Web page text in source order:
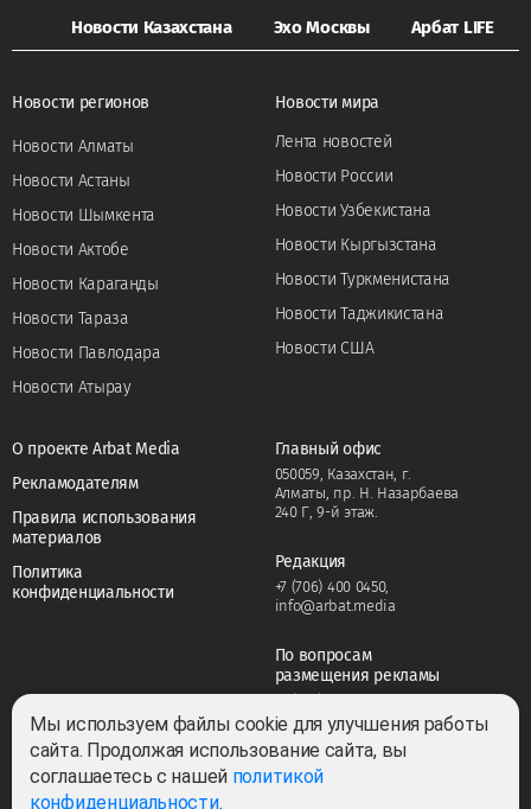
Новости Казахстана Эхо Москвы Арбат LIFE
Новости регионов
Новости Алматы
Новости Астаны
Новости Шымкента
Новости Актобе
Новости Караганды
Новости Тараза
Новости Павлодара
Новости Атырау
Новости мира
Лента новостей
Новости России
Новости Узбекистана
Новости Кыргызстана
Новости Туркменистана
Новости Таджикистана
Новости США
О проекте Arbat Media
Рекламодателям
Правила использования
материалов
Политика
конфиденциальности
Главный офис
050059, Казахстан, г.
Алматы, пр. Н. Назарбаева
240 Г, 9-й этаж.
Редакция
+7 (706) 400 0450,
info@arbat.media
По вопросам
размещения рекламы
adv@arbat.media
Мы используем файлы cookie для улучшения работы
сайта. Продолжая использование сайта, вы
соглашаетесь с нашей политикой
конфиденциальности.